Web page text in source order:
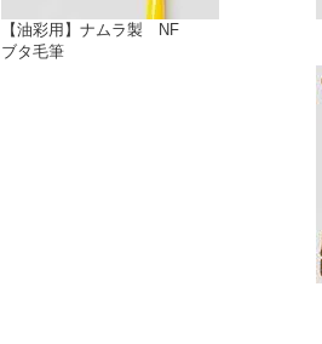
【油彩用】ナムラ製 NF
ブタ毛筆